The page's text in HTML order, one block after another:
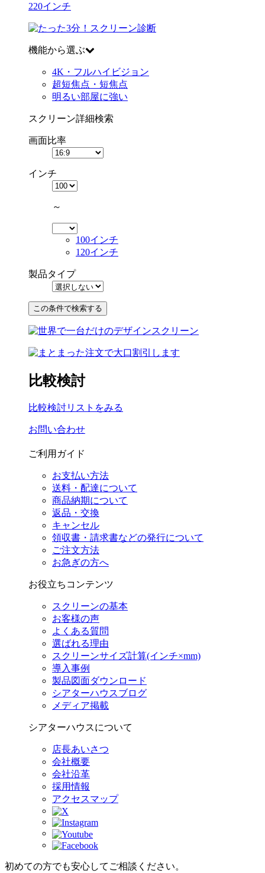
220インチ
機能から選ぶ
4K・フルハイビジョン
超短焦点・短焦点
明るい部屋に強い
スクリーン詳細検索
画面比率
インチ
～
100インチ
120インチ
製品タイプ
比較検討
比較検討リストをみる
お問い合わせ
ご利用ガイド
お支払い方法
送料・配達について
商品納期について
返品・交換
キャンセル
領収書・請求書などの発行について
ご注文方法
お急ぎの方へ
お役立ちコンテンツ
スクリーンの基本
お客様の声
よくある質問
選ばれる理由
スクリーンサイズ計算(インチ×mm)
導入事例
製品図面ダウンロード
シアターハウスブログ
メディア掲載
シアターハウスについて
店長あいさつ
会社概要
会社沿革
採用情報
アクセスマップ
初めての方でも安心してご相談ください。